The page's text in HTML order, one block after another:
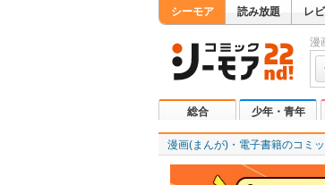
シーモア 読み放題 レ
漫
総合 少年・青年
漫画(まんが)・電子書籍のコミ